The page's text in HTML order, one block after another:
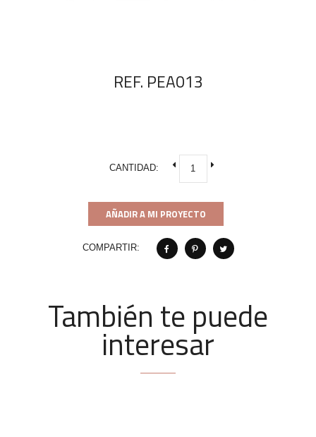
REF. PEA013
CANTIDAD:
AÑADIR A MI PROYECTO
COMPARTIR:
También te puede
interesar